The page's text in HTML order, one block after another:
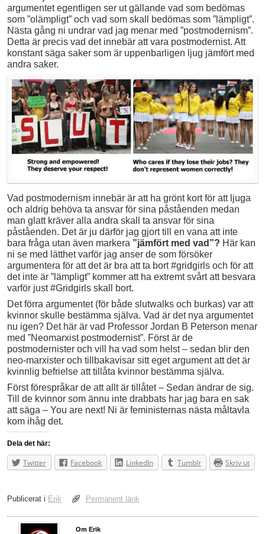
argumentet egentligen ser ut gällande vad som bedömas
som ”olämpligt” och vad som skall bedömas som ”lämpligt”.
Nästa gång ni undrar vad jag menar med ”postmodernism”.
Detta är precis vad det innebär att vara postmodernist. Att
konstant säga saker som är uppenbarligen ljug jämfört med
andra saker.
Vad postmodernism innebär är att ha grönt kort för att ljuga
och aldrig behöva ta ansvar för sina påståenden medan
man glatt kräver alla andra skall ta ansvar för sina
påståenden. Det är ju därför jag gjort till en vana att inte
bara fråga utan även markera ”jämfört med vad”? Här kan
ni se med lätthet varför jag anser de som försöker
argumentera för att det är bra att ta bort #gridgirls och för att
det inte är ”lämpligt” kommer att ha extremt svårt att besvara
varför just #Gridgirls skall bort.
Det förra argumentet (för både slutwalks och burkas) var att
kvinnor skulle bestämma själva. Vad är det nya argumentet
nu igen? Det här är vad Professor Jordan B Peterson menar
med ”Neomarxist postmodernist”. Först är de
postmodernister och vill ha vad som helst – sedan blir den
neo-marxister och tillbakavisar sitt eget argument att det är
kvinnlig befrielse att tillåta kvinnor bestämma själva.
Först förespråkar de att allt är tillåtet – Sedan ändrar de sig.
Till de kvinnor som ännu inte drabbats har jag bara en sak
att säga – You are next! Ni är feministernas nästa måltavla
kom ihåg det.
Dela det här:
Twitter Facebook LinkedIn Tumblr Skriv ut
Publicerat i Erik Permanent länk
Om Erik